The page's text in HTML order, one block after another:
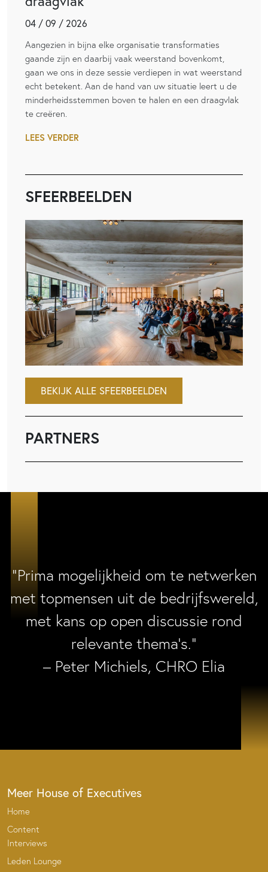
04 / 09 / 2026
Aangezien in bijna elke organisatie transformaties
gaande zijn en daarbij vaak weerstand bovenkomt,
gaan we ons in deze sessie verdiepen in wat weerstand
echt betekent. Aan de hand van uw situatie leert u de
minderheidsstemmen boven te halen en een draagvlak
te creëren.
LEES VERDER
SFEERBEELDEN
BEKIJK ALLE SFEERBEELDEN
PARTNERS
“Prima mogelijkheid om te netwerken
met topmensen uit de bedrijfswereld,
met kans op open discussie rond
relevante thema’s.”
– Peter Michiels, CHRO Elia
Meer House of Executives
Home
Content
Interviews
Leden Lounge